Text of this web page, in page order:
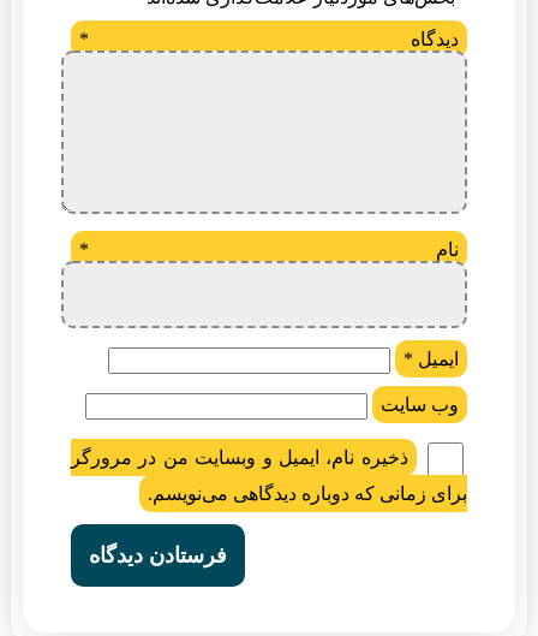
دیدگاه *
نام *
ایمیل *
وب‌ سایت
ذخیره نام، ایمیل و وبسایت من در مرورگر
برای زمانی که دوباره دیدگاهی می‌نویسم.